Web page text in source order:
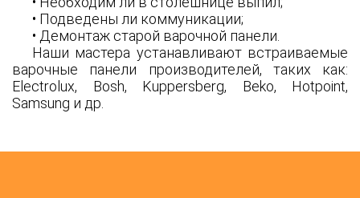
• Подведены ли коммуникации;
• Демонтаж старой варочной панели.
Наши мастера устанавливают встраиваемые
варочные панели производителей, таких как:
Electrolux, Bosh, Kuppersberg, Beko, Hotpoint,
Samsung и др.